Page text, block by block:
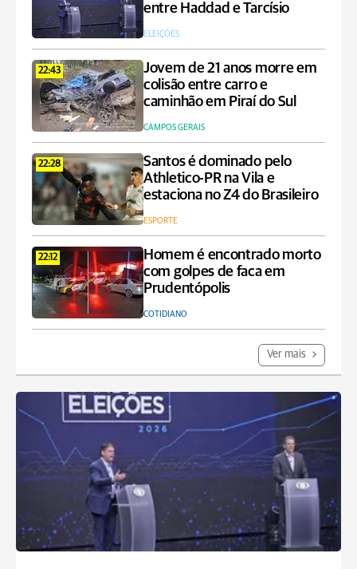
entre Haddad e Tarcísio
ELEIÇÕES
22:43
Jovem de 21 anos morre em
colisão entre carro e
caminhão em Piraí do Sul
CAMPOS GERAIS
22:28
Santos é dominado pelo
Athletico-PR na Vila e
estaciona no Z4 do Brasileiro
ESPORTE
22:12
Homem é encontrado morto
com golpes de faca em
Prudentópolis
COTIDIANO
Ver mais